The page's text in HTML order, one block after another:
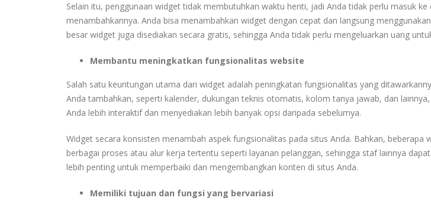
Selain itu, penggunaan widget tidak membutuhkan waktu henti, jadi Anda tidak perlu masuk
menambahkannya. Anda bisa menambahkan widget dengan cepat dan langsung
besar widget juga disediakan secara gratis, sehingga Anda tidak perlu mengeluarkan uang
Membantu meningkatkan fungsionalitas website
Salah satu keuntungan utama dari widget adalah peningkatan fungsionalitas yang
Anda tambahkan, seperti kalender, dukungan teknis otomatis, kolom tanya jawab, dan
Anda lebih interaktif dan menyediakan lebih banyak opsi daripada sebelumya.
Widget secara konsisten menambah aspek fungsionalitas pada situs Anda. Bahkan, beberapa
berbagai proses atau alur kerja tertentu seperti layanan pelanggan, sehingga staf lainnya
lebih penting untuk memperbaiki dan mengembangkan konten di situs Anda.
Memiliki tujuan dan fungsi yang bervariasi